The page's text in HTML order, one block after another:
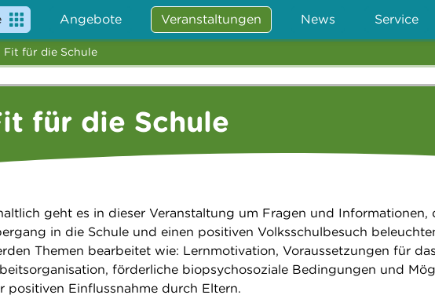
Angebote Veranstaltungen News Service
Fit für die Schule
für die Schule
geht es in dieser Veranstaltung um Fragen und Informationen,
in die Schule und einen positiven Volksschulbesuch
Themen bearbeitet wie: Lernmotivation, Voraussetzungen für
förderliche biopsychosoziale Bedingungen und
positiven Einflussnahme durch Eltern.